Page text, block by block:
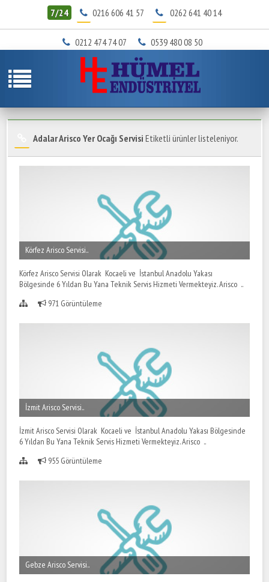
7/24 0216 606 41 57 0262 641 40 14
0212 474 74 07 0539 480 08 50
Adalar Arisco Yer Ocağı Servisi Etiketli ürünler listeleniyor.
Körfez Arisco Servisi..
Körfez Arisco Servisi Olarak Kocaeli ve İstanbul Anadolu Yakası
Bölgesinde 6 Yıldan Bu Yana Teknik Servis Hizmeti Vermekteyiz. Arisco ..
971 Görüntüleme
İzmit Arisco Servisi..
İzmit Arisco Servisi Olarak Kocaeli ve İstanbul Anadolu Yakası Bölgesinde
6 Yıldan Bu Yana Teknik Servis Hizmeti Vermekteyiz. Arisco ..
955 Görüntüleme
Gebze Arisco Servisi..